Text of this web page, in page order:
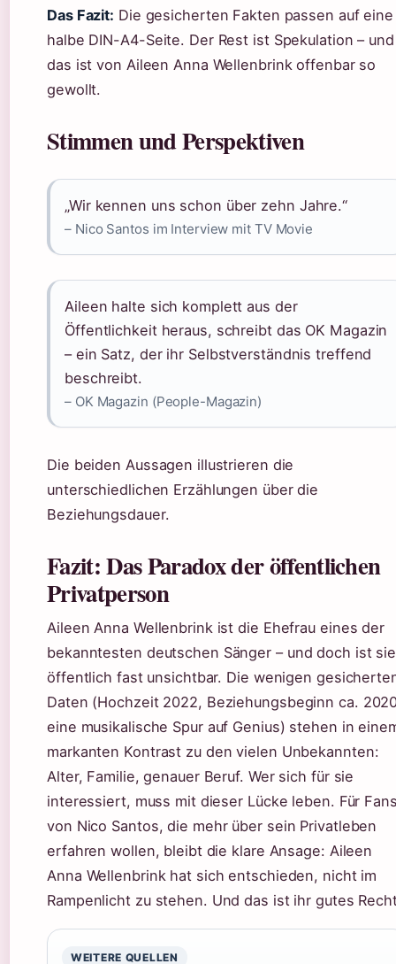
Das Fazit: Die gesicherten Fakten passen auf eine
halbe DIN-A4-Seite. Der Rest ist Spekulation – und
das ist von Aileen Anna Wellenbrink offenbar so
gewollt.
Stimmen und Perspektiven
„Wir kennen uns schon über zehn Jahre.“
– Nico Santos im Interview mit TV Movie
Aileen halte sich komplett aus der
Öffentlichkeit heraus, schreibt das OK Magazin
– ein Satz, der ihr Selbstverständnis treffend
beschreibt.
– OK Magazin (People-Magazin)
Die beiden Aussagen illustrieren die
unterschiedlichen Erzählungen über die
Beziehungsdauer.
Fazit: Das Paradox der öffentlichen
Privatperson
Aileen Anna Wellenbrink ist die Ehefrau eines der
bekanntesten deutschen Sänger – und doch ist sie
öffentlich fast unsichtbar. Die wenigen
Daten (Hochzeit 2022, Beziehungsbeginn ca.
eine musikalische Spur auf Genius) stehen in
markanten Kontrast zu den vielen Unbekannten:
Alter, Familie, genauer Beruf. Wer sich für sie
interessiert, muss mit dieser Lücke leben. Für
von Nico Santos, die mehr über sein Privatleben
erfahren wollen, bleibt die klare Ansage: Aileen
Anna Wellenbrink hat sich entschieden, nicht im
Rampenlicht zu stehen. Und das ist ihr gutes
WEITERE QUELLEN